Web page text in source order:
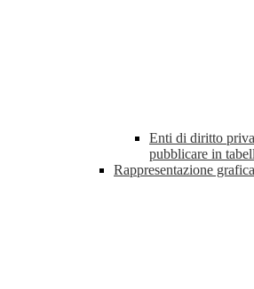
Enti di diritto
pubblicare in
Rappresentazione grafica